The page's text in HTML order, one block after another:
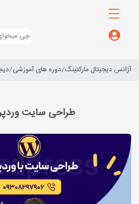
آژانس دیجیتال مارکتینگ دوره های آموزشی
طراحی سایت